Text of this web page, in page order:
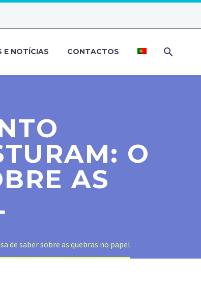
E NOTÍCIAS CONTACTOS
O
AS
de saber sobre as quebras no papel